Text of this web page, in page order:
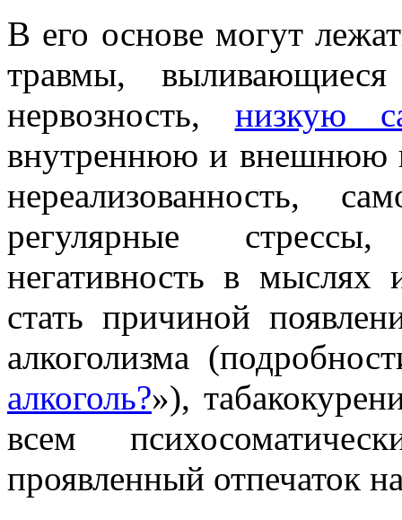
В его основе могут
травмы,
нервозность, низкую
внутреннюю и внешнюю
нереализованность,
регулярные
негативность в
стать причиной
алкоголизма
алкоголь?»),
всем
проявленный отпечаток